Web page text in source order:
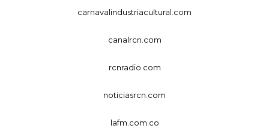
carnavalindustriacultural.com
canalrcn.com
rcnradio.com
noticiasrcn.com
lafm.com.co